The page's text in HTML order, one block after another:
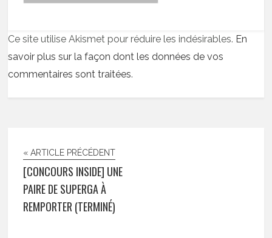
Ce site utilise Akismet pour réduire les indésirables. En
savoir plus sur la façon dont les données de vos
commentaires sont traitées.
« ARTICLE PRÉCÉDENT
[CONCOURS INSIDE] UNE
PAIRE DE SUPERGA À
REMPORTER (TERMINÉ)